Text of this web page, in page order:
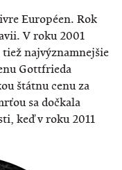
Européen. Rok
V roku 2001
najvýznamnejšie
Gottfrieda
štátnu cenu za
sa dočkala
keď v roku 2011